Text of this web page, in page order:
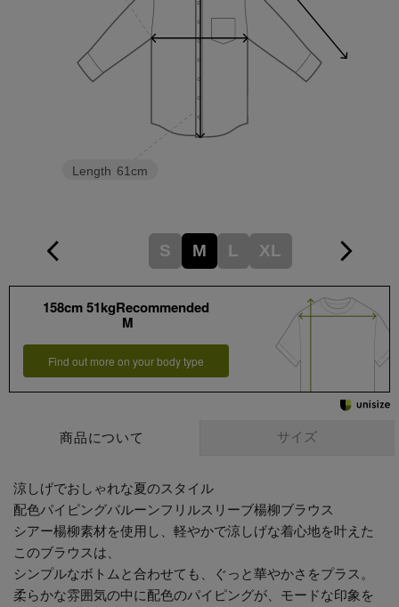
Length 61cm
S M L XL
158cm 51kgRecommended
M
Find out more on your body type
商品について サイズ
涼しげでおしゃれな夏のスタイル
配色パイピングバルーンフリルスリーブ楊柳ブラウス
シアー楊柳素材を使用し、軽やかで涼しげな着心地を叶えた
このブラウスは、
シンプルなボトムと合わせても、ぐっと華やかさをプラス。
柔らかな雰囲気の中に配色のパイピングが、モードな印象を